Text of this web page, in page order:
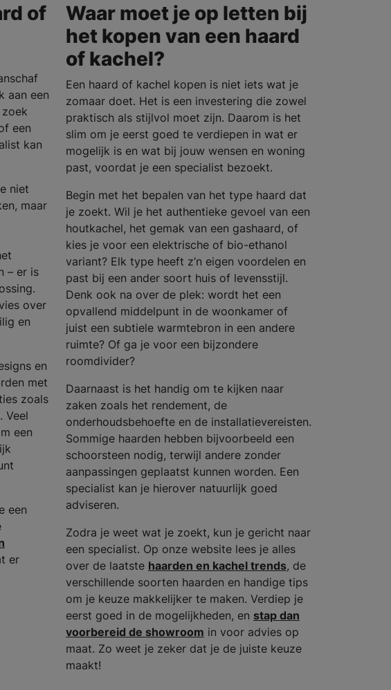
of
aan een
een
kan
niet
maar
– er is
over
en
en
met
zoals
Veel
een
een
er
Waar moet je op letten bij
het kopen van een haard
of kachel?
Een haard of kachel kopen is niet iets wat je
zomaar doet. Het is een investering die zowel
praktisch als stijlvol moet zijn. Daarom is het
slim om je eerst goed te verdiepen in wat er
mogelijk is en wat bij jouw wensen en woning
past, voordat je een specialist bezoekt.
Begin met het bepalen van het type haard dat
je zoekt. Wil je het authentieke gevoel van een
houtkachel, het gemak van een gashaard, of
kies je voor een elektrische of bio-ethanol
variant? Elk type heeft z’n eigen voordelen en
past bij een ander soort huis of levensstijl.
Denk ook na over de plek: wordt het een
opvallend middelpunt in de woonkamer of
juist een subtiele warmtebron in een andere
ruimte? Of ga je voor een bijzondere
roomdivider?
Daarnaast is het handig om te kijken naar
zaken zoals het rendement, de
onderhoudsbehoefte en de installatievereisten.
Sommige haarden hebben bijvoorbeeld een
schoorsteen nodig, terwijl andere zonder
aanpassingen geplaatst kunnen worden. Een
specialist kan je hierover natuurlijk goed
adviseren.
Zodra je weet wat je zoekt, kun je gericht naar
een specialist. Op onze website lees je alles
over de laatste haarden en kachel trends, de
verschillende soorten haarden en handige tips
om je keuze makkelijker te maken. Verdiep je
eerst goed in de mogelijkheden, en stap dan
voorbereid de showroom in voor advies op
maat. Zo weet je zeker dat je de juiste keuze
maakt!